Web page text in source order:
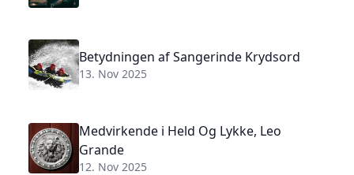
Betydningen af Sangerinde Krydsord
13. Nov 2025
Medvirkende i Held Og Lykke, Leo
Grande
12. Nov 2025